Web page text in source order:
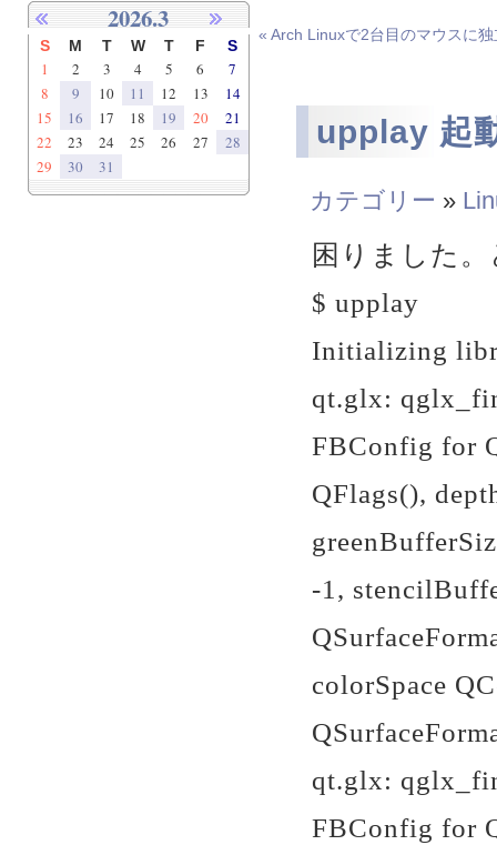
« Arch Linuxで2台目のマウスに
upplay 起
カテゴリー »
困りました
$ upplay
Initializing
qt.glx:
FBConfig for
QFlags(),
-1,
colorSpace
qt.glx:
FBConfig for
2026.3
S M T W T F S
1 2 3 4 5 6
7
8
9 10 11 12 13
14
15
16 17 18 19 20
21
22
23 24 25 26 27
28
29
30 31